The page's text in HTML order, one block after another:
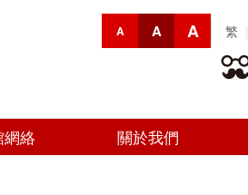
A A A 繁
絡 關於我們